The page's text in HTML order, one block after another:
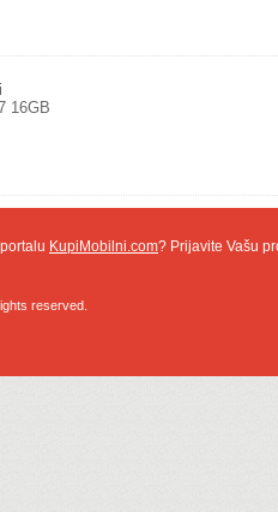
16GB
KupiMobilni.com? Prijavite Vašu
reserved.